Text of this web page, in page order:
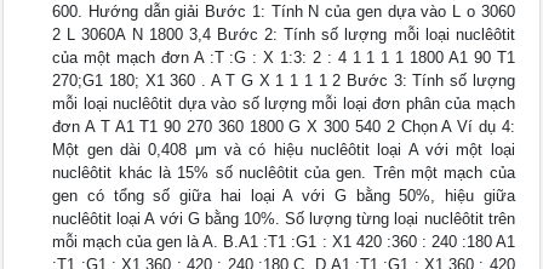
600. Hướng dẫn giải Bước 1: Tính N của gen dựa vào L o 3060
2 L 3060A N 1800 3,4 Bước 2: Tính số lượng mỗi loại nuclêôtit
của một mạch đơn A :T :G : X 1:3: 2 : 4 1 1 1 1 1800 A1 90 T1
270;G1 180; X1 360 . A T G X 1 1 1 1 2 Bước 3: Tính số lượng
mỗi loại nuclêôtit dựa vào số lượng mỗi loại đơn phân của mạch
đơn A T A1 T1 90 270 360 1800 G X 300 540 2 Chọn A Ví dụ 4:
Một gen dài 0,408 μm và có hiệu nuclêôtit loại A với một loại
nuclêôtit khác là 15% số nuclêôtit của gen. Trên một mạch của
gen có tổng số giữa hai loại A với G bằng 50%, hiệu giữa
nuclêôtit loại A với G bằng 10%. Số lượng từng loại nuclêôtit trên
mỗi mạch của gen là A. B.A1 :T1 :G1 : X1 420 :360 : 240 :180 A1
:T1 :G1 : X1 360 : 420 : 240 :180 C. D.A1 :T1 :G1 : X1 360 : 420